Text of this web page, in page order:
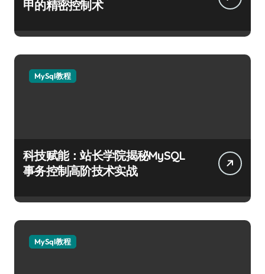
甲的精密控制术
MySql教程
科技赋能：站长学院揭秘MySQL
事务控制高阶技术实战
MySql教程